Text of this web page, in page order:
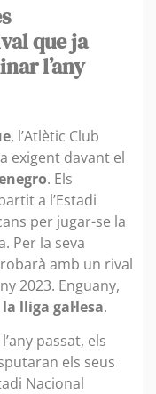
que ja
l’any
, l’Atlètic Club
exigent davant el
. Els
a l’Estadi
per jugar-se la
Per la seva
amb un rival
2023. Enguany,
la lliga gal·lesa.
passat, els
els seus
Nacional